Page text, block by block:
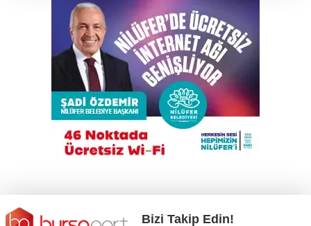
Cansever hayatını kaybetti
'Çerçeve Yasa' teklifi komisyondan geçti,
gözler Genel Kurul'da
İnegöl'de orman yangını; Havadan ve karadan
müdahale başlatıldı
Bizi Takip Edin!